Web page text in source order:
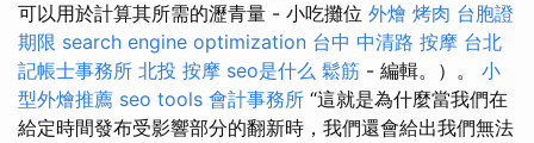
可以用於計算其所需的瀝青量 - 小吃攤位 外燴 烤肉 台胞證
期限 search engine optimization 台中 中清路 按摩 台北
記帳士事務所 北投 按摩 seo是什么 鬆筋 - 編輯。）。 小
型外燴推薦 seo tools 會計事務所 “這就是為什麼當我們在
給定時間發布受影響部分的翻新時，我們還會給出我們無法